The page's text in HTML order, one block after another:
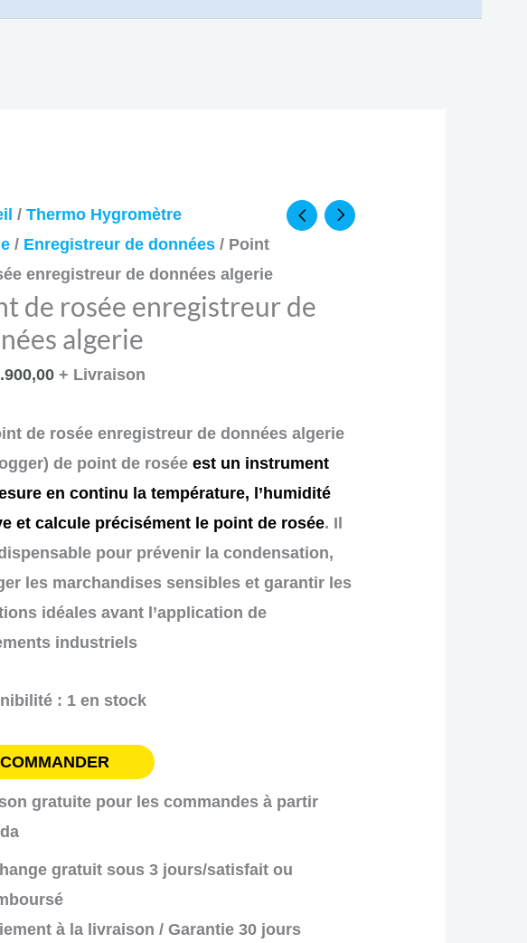
/ Thermo Hygromètre
/ Enregistreur de données/ Point
enregistreur de données algerie
de rosée enregistreur de
algerie 34.800,00 د.ج.
Le
prix
actuel
est :
+ Livraison
de rosée enregistreur de données algerie
de point de rosée est un instrument
en continu la température, l’humidité
et calcule précisément le point de rosée. Il
pour prévenir la condensation,
les marchandises sensibles et garantir les
idéales avant l’application de
industriels
: 1 en stock
COMMANDER
gratuite pour les commandes à partir
gratuit sous 3 jours/satisfait ou
à la livraison / Garantie 30 jours